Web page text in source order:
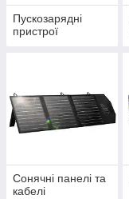
Пускозарядні
пристрої
Сонячні панелі та
кабелі